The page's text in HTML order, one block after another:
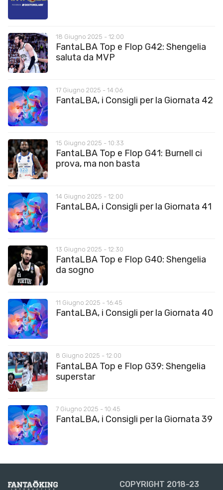
18 Giugno 2025 - 12:00
FantaLBA Top e Flop G42: Shengelia
saluta da MVP
17 Giugno 2025 - 14:06
FantaLBA, i Consigli per la Giornata 42
15 Giugno 2025 - 10:33
FantaLBA Top e Flop G41: Burnell ci
prova, ma non basta
14 Giugno 2025 - 12:00
FantaLBA, i Consigli per la Giornata 41
13 Giugno 2025 - 12:30
FantaLBA Top e Flop G40: Shengelia
da sogno
11 Giugno 2025 - 16:45
FantaLBA, i Consigli per la Giornata 40
8 Giugno 2025 - 12:00
FantaLBA Top e Flop G39: Shengelia
superstar
7 Giugno 2025 - 10:45
FantaLBA, i Consigli per la Giornata 39
COPYRIGHT 2018-23